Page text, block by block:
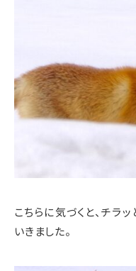
こちらに気づくと、チラ
いきました。